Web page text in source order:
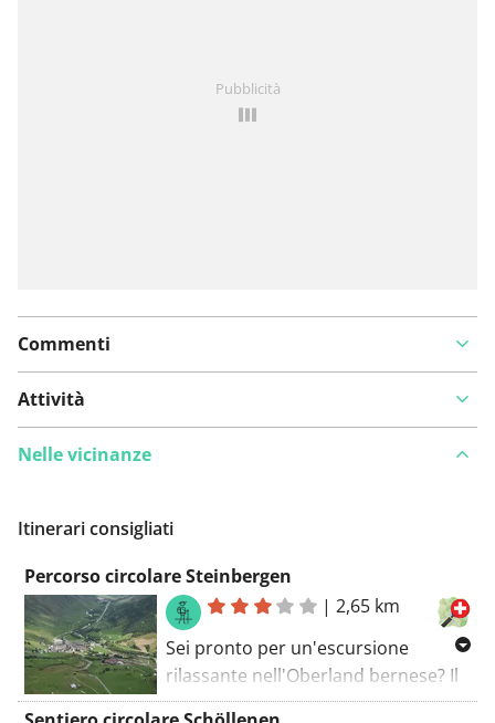
Pubblicità
Commenti
Attività
Nelle vicinanze
Itinerari consigliati
Percorso circolare Steinbergen
|2,65 km
Sei pronto per un'escursione
rilassante nell'Oberland bernese? Il
sentiero circolare Steinbergen